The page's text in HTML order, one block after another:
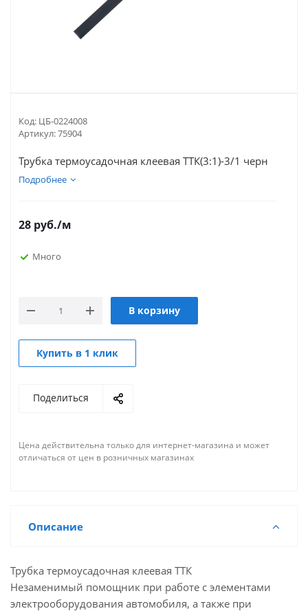
Код: ЦБ-0224008
Артикул:75904
Трубка термоусадочная клеевая ТТК(3:1)-3/1 черн
Подробнее
28 руб./м
Много
В корзину
Купить в 1 клик
Поделиться
Цена действительна только для интернет-магазина и может
отличаться от цен в розничных магазинах
Описание
Трубка термоусадочная клеевая ТТК
Незаменимый помощник при работе с элементами
электрооборудования автомобиля, а также при